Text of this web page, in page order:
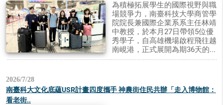
為積極拓展學生的國際視野與職
場競爭力，南臺科技大學商管學
院院長兼國際企業系系主任林靖
中教授，於本月27日帶領5位優
秀學子，自高雄機場啟程飛往越
南峴港，正式展開為期36天的...
2026/7/28
南臺科大文化底蘊USR計畫四度攜手 神農街住民共辦「走入博物館：
看老街..